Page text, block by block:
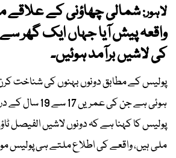
لاہور:شمالی چھاؤنی کے علاقے
واقعہ پیش آیا جہاں ایک گھر
کی لاشیں برآمد ہوئیں۔
پولیس کے مطابق دونوں بہنوں کی شناخت
ہوئی ہے جن کی
پولیس کا کہنا ہے کہ دونوں لاشیں الفیصل
ملی ہیں، واقعے کی اطلاع ملتے ہی پولیس